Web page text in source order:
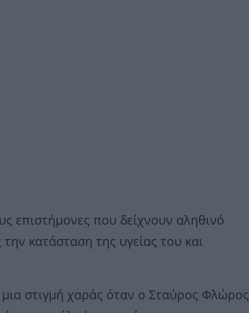
επιστήμονες που δείχνουν αληθινό
κατάσταση της υγείας του και
στιγμή χαράς όταν ο Σταύρος Φλώρος